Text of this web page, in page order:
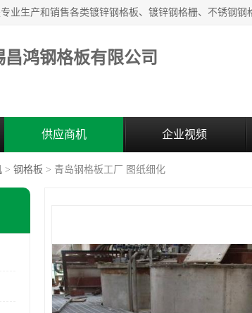
昌鸿钢格板有限公司
供应商机 企业视频
> 钢格板 > 青岛钢格板工厂 图纸细化